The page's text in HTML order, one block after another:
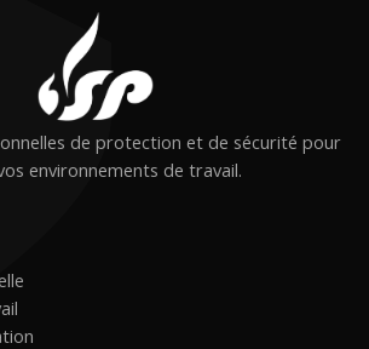
de protection et de sécurité pour
environnements de travail.